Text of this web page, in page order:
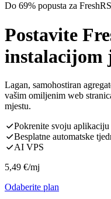
Do 69% popusta za
Postavite
instalacijom
Lagan, samohostiran
vašim omiljenim web
mjestu.
Pokrenite svoju aplikaciju
Besplatne automatske
AI VPS
5,49 €/mj
Odaberite plan